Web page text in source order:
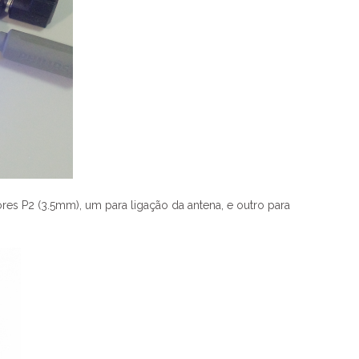
P2 (3.5mm), um para ligação da antena, e outro para